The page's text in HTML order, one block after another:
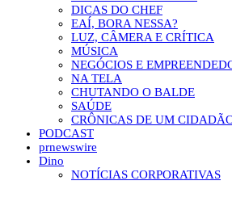
DICAS DO CHEF
EAÍ, BORA NESSA?
LUZ, CÂMERA E CRÍTICA
MÚSICA
NEGÓCIOS E
NA TELA
CHUTANDO O BALDE
SAÚDE
CRÔNICAS DE UM
PODCAST
prnewswire
Dino
NOTÍCIAS CORPORATIVAS